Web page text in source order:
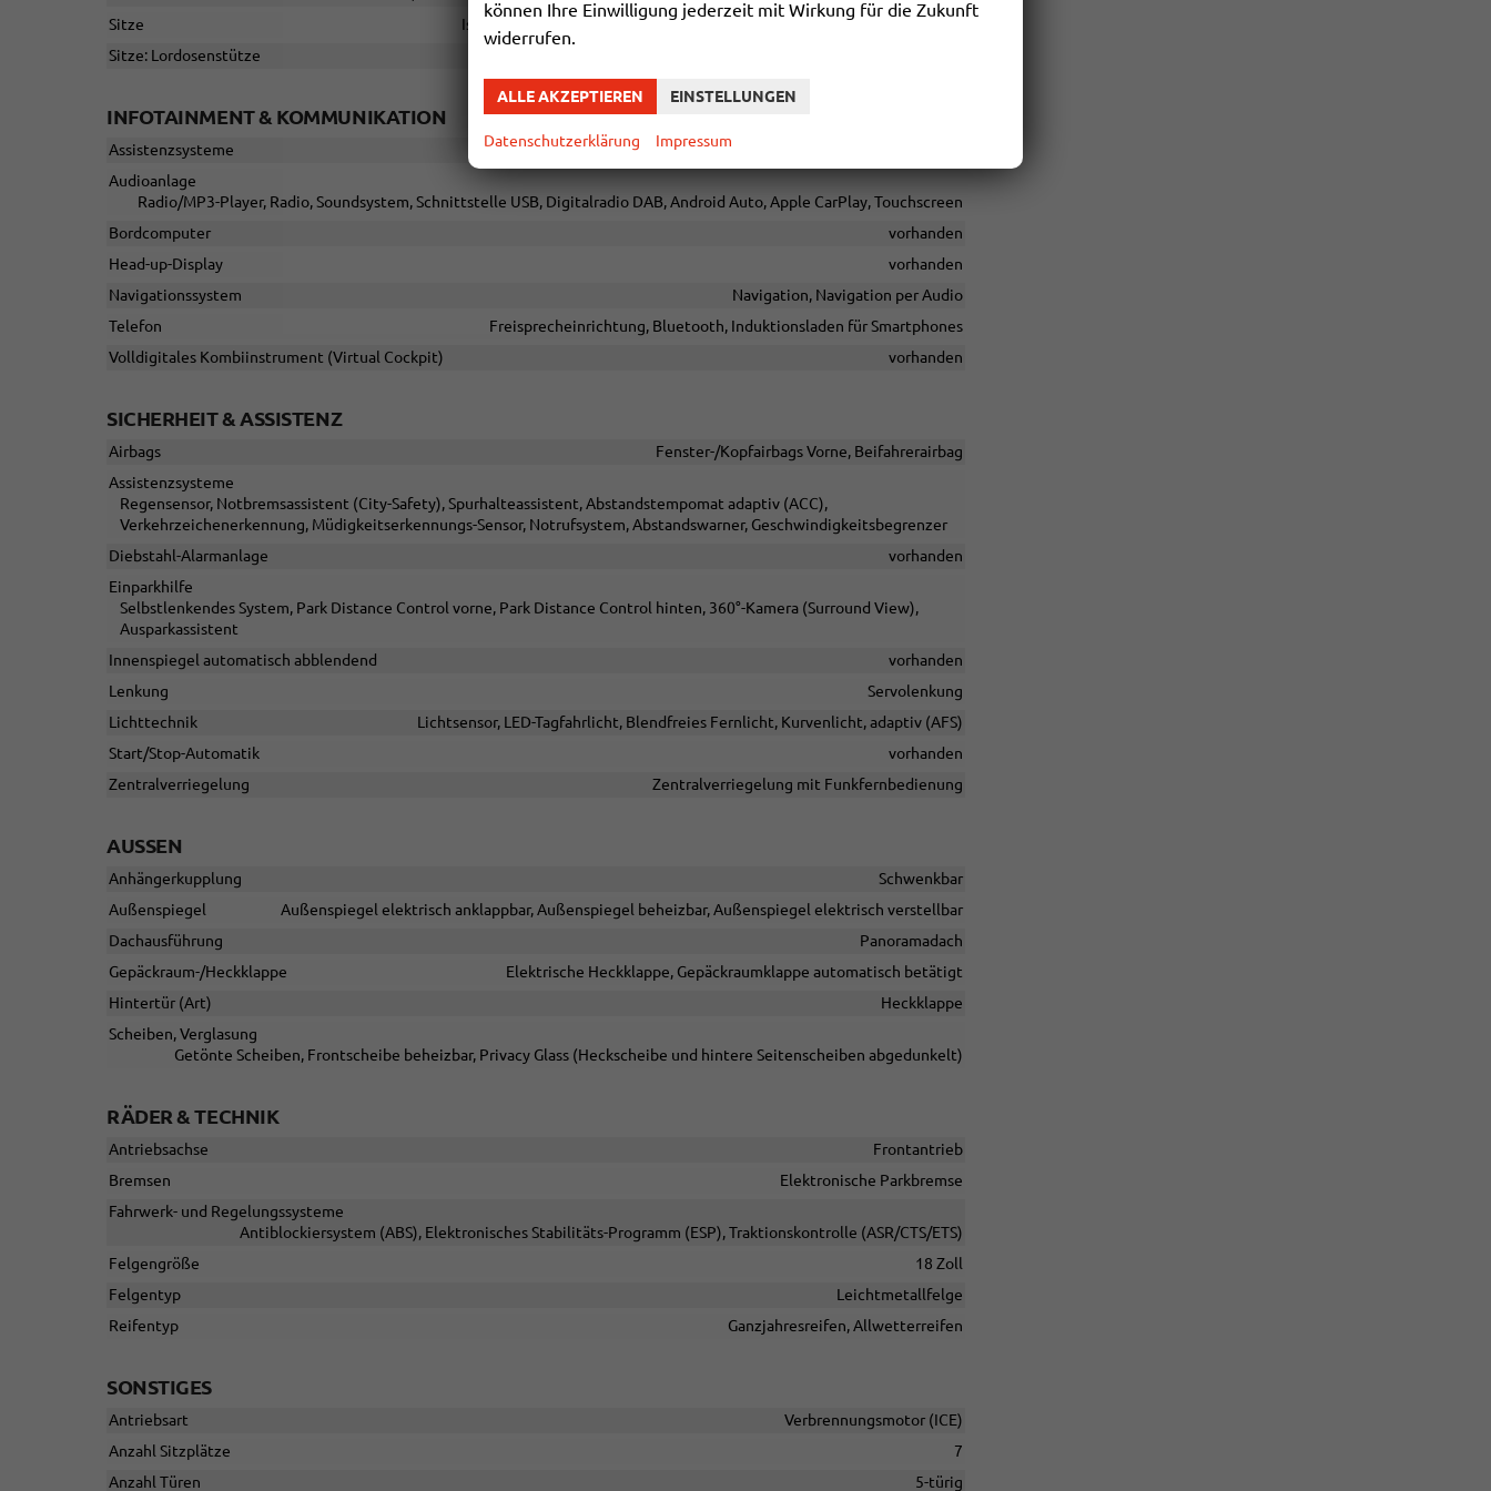
Sitze
Isofix (Kindersitzbefestigung), Rücksitzbank hinten geteilt, Sitzheizung
Sitze: Lordosenstütze
INFOTAINMENT & KOMMUNIKATION
Assistenzsysteme
Audioanlage
Radio/MP3-Player, Radio, Soundsystem, Schnittstelle USB, Digitalradio DAB, Android Auto, Apple CarPlay, Touchscreen
Bordcomputer
vorhanden
Head-up-Display
vorhanden
Navigationssystem
Navigation, Navigation per Audio
Telefon
Freisprecheinrichtung, Bluetooth, Induktionsladen für Smartphones
Volldigitales Kombiinstrument (Virtual Cockpit)
vorhanden
SICHERHEIT & ASSISTENZ
Airbags
Fenster-/Kopfairbags Vorne, Beifahrerairbag
Assistenzsysteme
Regensensor, Notbremsassistent (City-Safety), Spurhalteassistent, Abstandstempomat adaptiv (ACC),
Verkehrzeichenerkennung, Müdigkeitserkennungs-Sensor, Notrufsystem, Abstandswarner, Geschwindigkeitsbegrenzer
Diebstahl-Alarmanlage
vorhanden
Einparkhilfe
Selbstlenkendes System, Park Distance Control vorne, Park Distance Control hinten, 360°-Kamera (Surround View),
Ausparkassistent
Innenspiegel automatisch abblendend
vorhanden
Lenkung
Servolenkung
Lichttechnik
Lichtsensor, LED-Tagfahrlicht, Blendfreies Fernlicht, Kurvenlicht, adaptiv (AFS)
Start/Stop-Automatik
vorhanden
Zentralverriegelung
Zentralverriegelung mit Funkfernbedienung
AUSSEN
Anhängerkupplung
Schwenkbar
Außenspiegel
Außenspiegel elektrisch anklappbar, Außenspiegel beheizbar, Außenspiegel elektrisch verstellbar
Dachausführung
Panoramadach
Gepäckraum-/Heckklappe
Elektrische Heckklappe, Gepäckraumklappe automatisch betätigt
Hintertür (Art)
Heckklappe
Scheiben, Verglasung
Getönte Scheiben, Frontscheibe beheizbar, Privacy Glass (Heckscheibe und hintere Seitenscheiben abgedunkelt)
RÄDER & TECHNIK
Antriebsachse
Frontantrieb
Bremsen
Elektronische Parkbremse
Fahrwerk- und Regelungssysteme
Antiblockiersystem (ABS), Elektronisches Stabilitäts-Programm (ESP), Traktionskontrolle (ASR/CTS/ETS)
Felgengröße
18 Zoll
Felgentyp
Leichtmetallfelge
Reifentyp
Ganzjahresreifen, Allwetterreifen
SONSTIGES
Antriebsart
Verbrennungsmotor (ICE)
Anzahl Sitzplätze
7
Anzahl Türen
5-türig
können Ihre Einwilligung jederzeit mit Wirkung für die Zukunft
widerrufen.
ALLE AKZEPTIEREN EINSTELLUNGEN
Datenschutzerklärung Impressum